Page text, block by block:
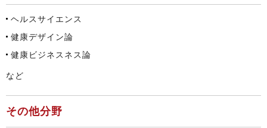
ヘルスサイエンス
健康デザイン論
健康ビジネスネス論
など
その他分野